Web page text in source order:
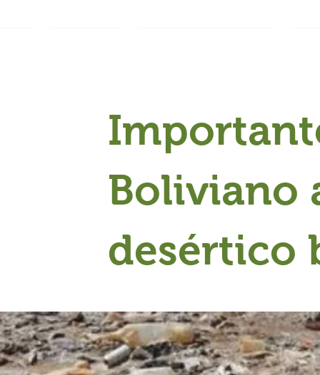
Boliviano
desértico